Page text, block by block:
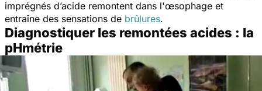
imprégnés d’acide remontent dans l'œsophage et
entraîne des sensations de brûlures.
Diagnostiquer les remontées acides : la
pHmétrie